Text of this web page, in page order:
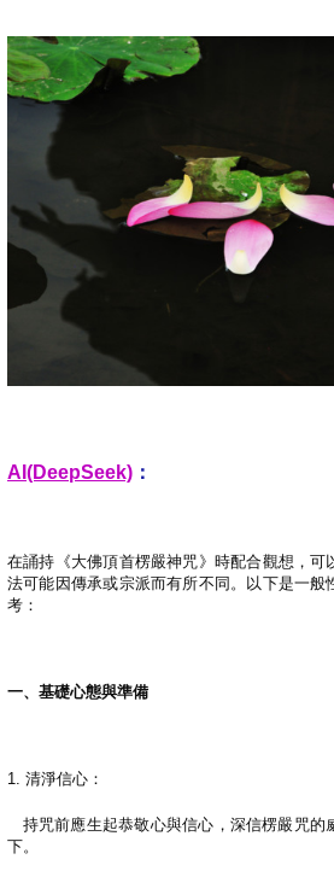
AI(DeepSeek) ：
在誦持《大佛頂首楞嚴神咒》時配合觀想，可
法可能因傳承或宗派而有所不同。以下是一般
考：
一、基礎心態與準備
1. 清淨信心：
持咒前應生起恭敬心與信心，深信楞嚴咒的
下。